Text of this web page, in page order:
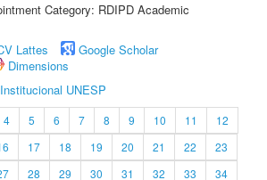
Category: RDIPD Academic
Lattes
Google Scholar
Dimensions
UNESP
4 5 6 7 8 9 10 11
12
17 18 19 20 21 22
23
28 29 30 31 32 33
34